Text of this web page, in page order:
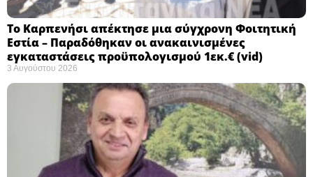
Το Καρπενήσι απέκτησε μια σύγχρονη Φοιτητική
Εστία – Παραδόθηκαν οι ανακαινισμένες
εγκαταστάσεις προϋπολογισμού 1εκ.€ (vid)
3 Αυγούστου 2026